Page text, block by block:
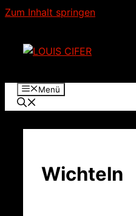
Zum Inhalt springen
Menü
Wichteln